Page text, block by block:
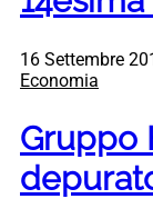
16 Settembre
Economia
Gruppo